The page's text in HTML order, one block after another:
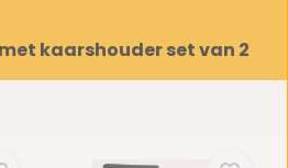
kaarshouder set van 2